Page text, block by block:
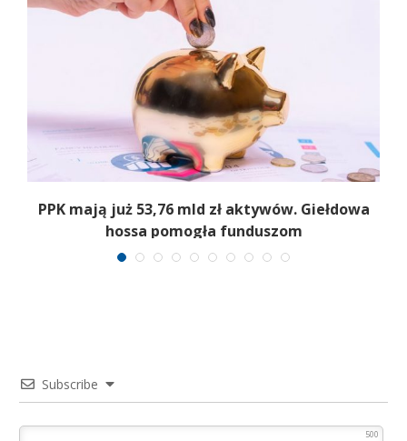
PPK mają już 53,76 mld zł aktywów. Giełdowa
hossa pomogła funduszom
Subscribe
500